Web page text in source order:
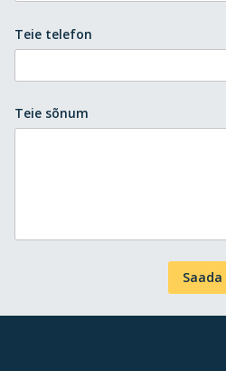
Teie telefon
Teie sõnum
Saada